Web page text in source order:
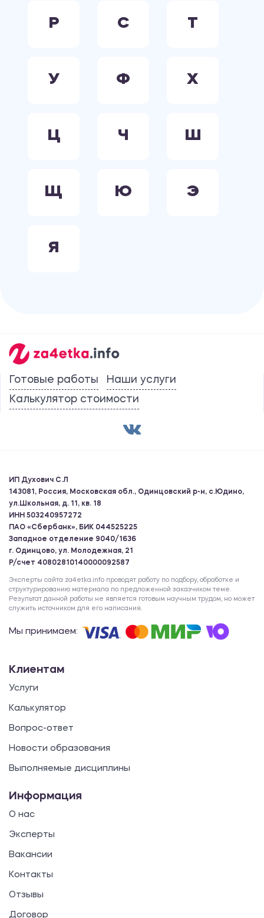
Р С Т
У Ф Х
Ц Ч Ш
Щ Ю Э
Я
Готовые работы
Наши услуги
Калькулятор стоимости
ИП Духович С.Л
143081, Россия, Московская обл., Одинцовский р-н, с.Юдино,
ул.Школьная, д. 11, кв. 18
ИНН 503240957272
ПАО «Сбербанк», БИК 044525225
Западное отделение 9040/1636
г. Одинцово, ул. Молодежная, 21
Р/счет 40802810140000092587
Эксперты сайта za4etka.info проводят работу по подбору, обработке и
структурированию материала по предложенной заказчиком теме.
Результат данной работы не является готовым научным трудом, но может
служить источником для его написания.
Мы принимаем:
Клиентам
Услуги
Калькулятор
Вопрос-ответ
Новости образования
Выполняемые дисциплины
Информация
О нас
Эксперты
Вакансии
Контакты
Отзывы
Договор